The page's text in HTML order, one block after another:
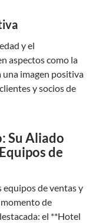
y el
aspectos como la
una imagen positiva
y socios de
Su Aliado
de
equipos de ventas y
de
el **Hotel